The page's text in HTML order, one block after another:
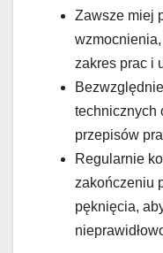
Zawsze miej
wzmocnienia,
zakres prac i
technicznych
przepisów
Regularnie
zakończeniu
pęknięcia,